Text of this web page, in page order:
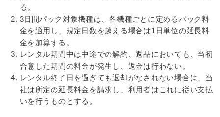
る。
3日間パック対象機種は、各機種ごとに定めるパック料
金を適用し、規定日数を越える場合は1日単位の延長料
金を加算する。
レンタル期間中は中途での解約、返品においても、当初
合意した期間の料金が発生し、返金は行わない。
レンタル終了日を過ぎても返却がなされない場合は、当
社は所定の延長料金を請求し、利用者はこれに従い支払
いを行うものとする。